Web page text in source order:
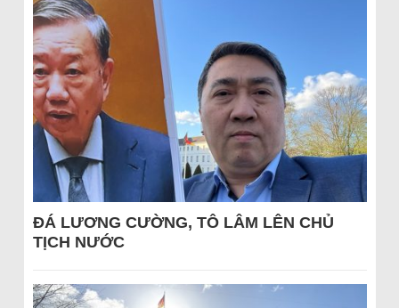
ĐÁ LƯƠNG CƯỜNG, TÔ LÂM LÊN CHỦ
TỊCH NƯỚC